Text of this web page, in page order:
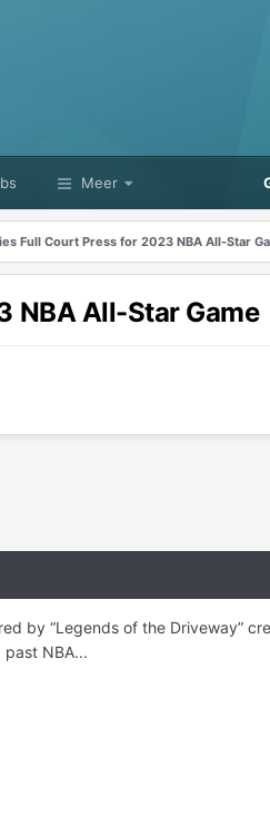
Meer
Full Court Press for 2023 NBA All-Star
NBA All-Star Game
by “Legends of the Driveway”
NBA...